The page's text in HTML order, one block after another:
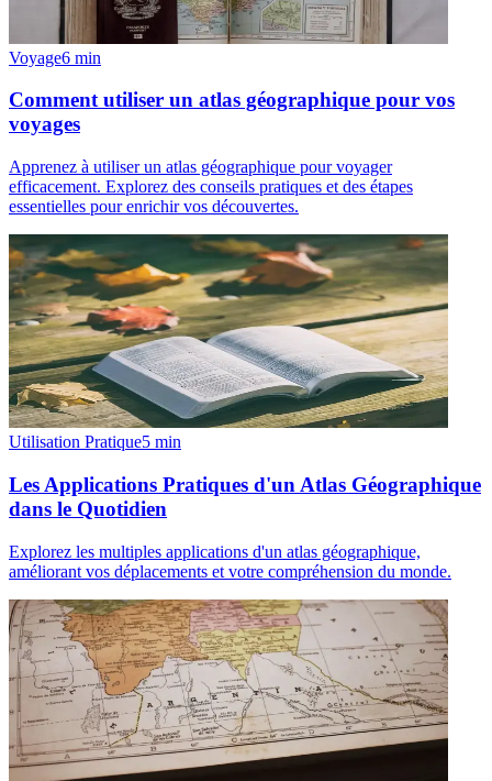
Voyage6 min
Comment utiliser un atlas géographique pour vos
voyages
Apprenez à utiliser un atlas géographique pour voyager
efficacement. Explorez des conseils pratiques et des étapes
essentielles pour enrichir vos découvertes.
Utilisation Pratique5 min
Les Applications Pratiques d'un Atlas Géographique
dans le Quotidien
Explorez les multiples applications d'un atlas géographique,
améliorant vos déplacements et votre compréhension du monde.